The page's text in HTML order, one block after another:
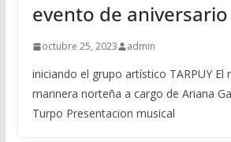
evento de aniversario
octubre 25, 2023 admin
iniciando el grupo artístico TARPUY El
marinera norteña a cargo de Ariana
Turpo Presentacion musical